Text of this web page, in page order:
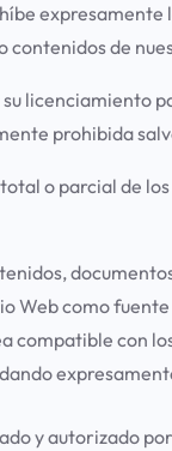
contenidos de
prohibida
o parcial de
Web como
compatible con
y autorizado